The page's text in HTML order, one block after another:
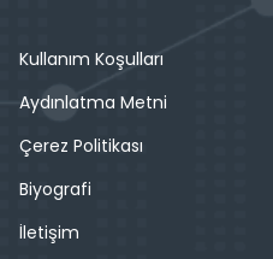
Kullanım Koşulları
Aydınlatma Metni
Çerez Politikası
Biyografi
İletişim